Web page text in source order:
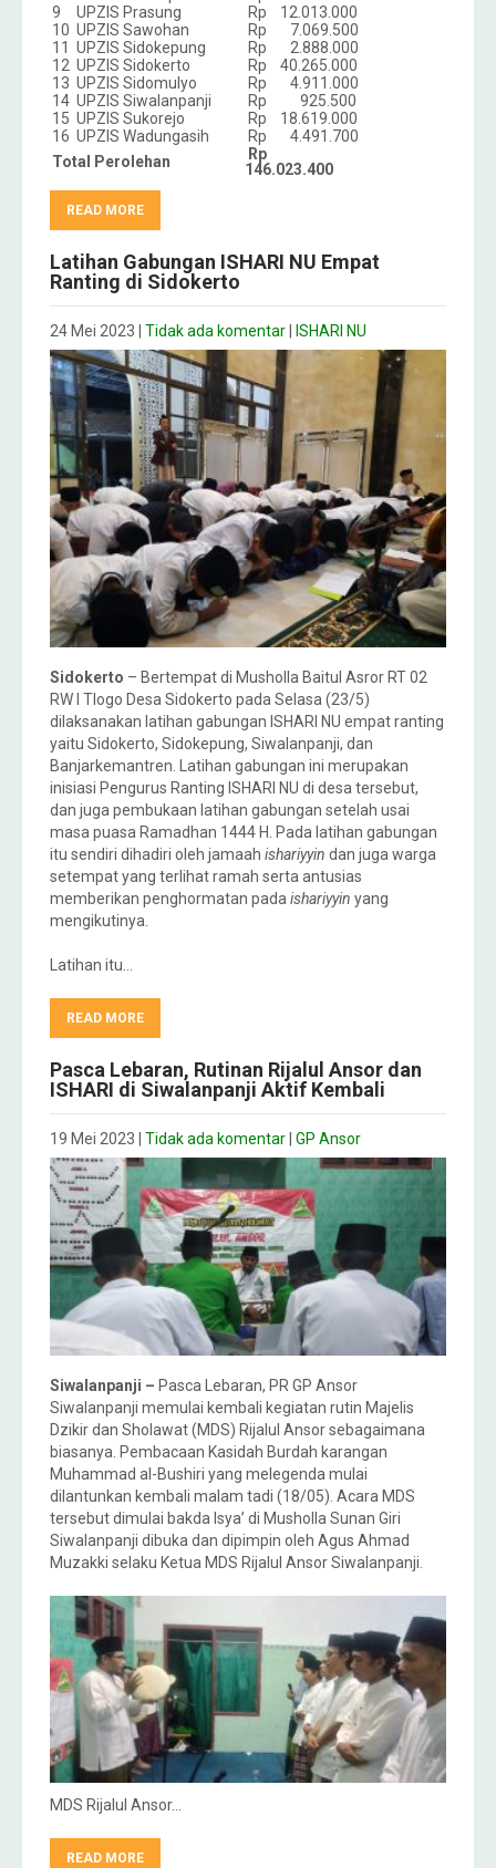
9
UPZIS Prasung
Rp 12.013.000
10 UPZIS Sawohan
Rp 7.069.500
11 UPZIS Sidokepung
Rp 2.888.000
12 UPZIS Sidokerto
Rp 40.265.000
13 UPZIS Sidomulyo
Rp 4.911.000
14 UPZIS Siwalanpanji
Rp 925.500
15 UPZIS Sukorejo
Rp 18.619.000
16 UPZIS Wadungasih
Rp 4.491.700
Total Perolehan
Rp
146.023.400
READ MORE
Latihan Gabungan ISHARI NU Empat
Ranting di Sidokerto
24 Mei 2023 Tidak ada komentar ISHARI NU
Sidokerto – Bertempat di Musholla Baitul Asror RT 02
RW I Tlogo Desa Sidokerto pada Selasa (23/5)
dilaksanakan latihan gabungan ISHARI NU empat ranting
yaitu Sidokerto, Sidokepung, Siwalanpanji, dan
Banjarkemantren. Latihan gabungan ini merupakan
inisiasi Pengurus Ranting ISHARI NU di desa tersebut,
dan juga pembukaan latihan gabungan setelah usai
masa puasa Ramadhan 1444 H. Pada latihan gabungan
itu sendiri dihadiri oleh jamaah ishariyyin dan juga warga
setempat yang terlihat ramah serta antusias
memberikan penghormatan pada ishariyyin yang
mengikutinya.
Latihan itu…
READ MORE
Pasca Lebaran, Rutinan Rijalul Ansor dan
ISHARI di Siwalanpanji Aktif Kembali
19 Mei 2023 Tidak ada komentar GP Ansor
Siwalanpanji – Pasca Lebaran, PR GP Ansor
Siwalanpanji memulai kembali kegiatan rutin Majelis
Dzikir dan Sholawat (MDS) Rijalul Ansor sebagaimana
biasanya. Pembacaan Kasidah Burdah karangan
Muhammad al-Bushiri yang melegenda mulai
dilantunkan kembali malam tadi (18/05). Acara MDS
tersebut dimulai bakda Isya’ di Musholla Sunan Giri
Siwalanpanji dibuka dan dipimpin oleh Agus Ahmad
Muzakki selaku Ketua MDS Rijalul Ansor Siwalanpanji.
MDS Rijalul Ansor…
READ MORE